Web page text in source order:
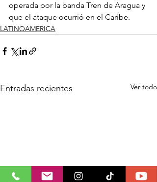
operada por la banda Tren de Aragua y
que el ataque ocurrió en el Caribe.
LATINOAMERICA
Entradas recientes Ver todo